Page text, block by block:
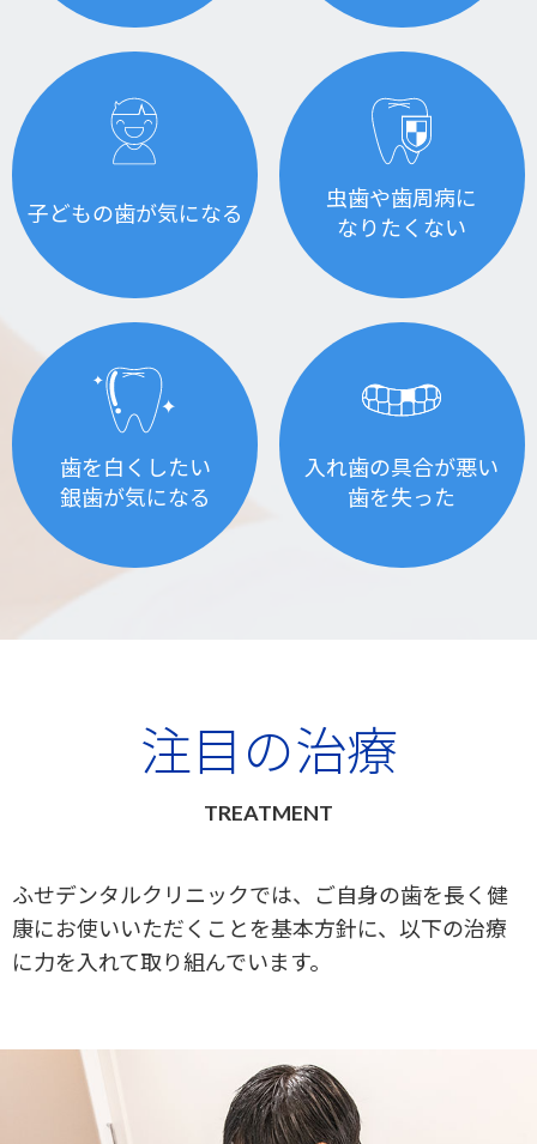
子どもの歯が気になる
虫歯や歯周病に
なりたくない
歯を白くしたい
銀歯が気になる
入れ歯の具合が悪い
歯を失った
注目の治療
TREATMENT
ふせデンタルクリニックでは、ご自身の歯を長く健
康にお使いいただくことを基本方針に、以下の治療
に力を入れて取り組んでいます。